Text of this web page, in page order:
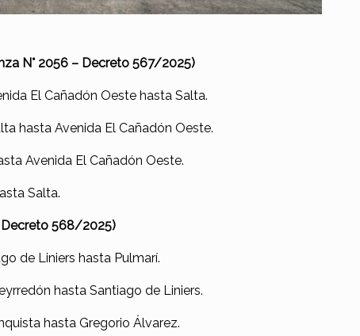
N° 2056 – Decreto 567/2025)
El Cañadón Oeste hasta Salta.
hasta Avenida El Cañadón Oeste.
Avenida El Cañadón Oeste.
Salta.
Decreto 568/2025)
de Liniers hasta Pulmarí.
hasta Santiago de Liniers.
hasta Gregorio Álvarez.